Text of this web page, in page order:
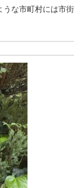
うな市町村には市街